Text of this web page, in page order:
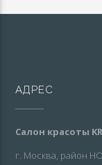
АДРЕС
Салон красоты
г. Москва, район